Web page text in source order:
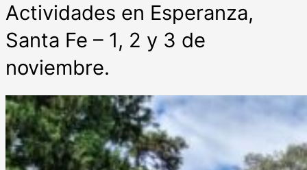
Actividades en Esperanza,
Santa Fe – 1, 2 y 3 de
noviembre.